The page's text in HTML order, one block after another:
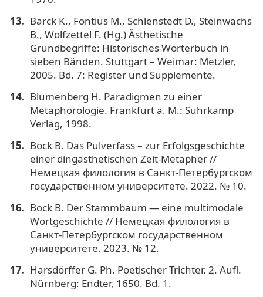
Barck K., Fontius M., Schlenstedt D., Steinwachs
B., Wolfzettel F. (Hg.) Ästhetische
Grundbegriffe: Historisches Wörterbuch in
sieben Bänden. Stuttgart – Weimar: Metzler,
2005. Bd. 7: Register und Supplemente.
Blumenberg H. Paradigmen zu einer
Metaphorologie. Frankfurt a. M.: Suhrkamp
Verlag, 1998.
Bock B. Das Pulverfass – zur Erfolgsgeschichte
einer dingästhetischen Zeit-Metapher //
Немецкая филология в Санкт-Петербургском
государственном университете. 2022. № 10.
Bock B. Der Stammbaum — eine multimodale
Wortgeschichte // Немецкая филология в
Санкт-Петербургском государственном
университете. 2023. № 12.
Harsdörffer G. Ph. Poetischer Trichter. 2. Aufl.
Nürnberg: Endter, 1650. Bd. 1.